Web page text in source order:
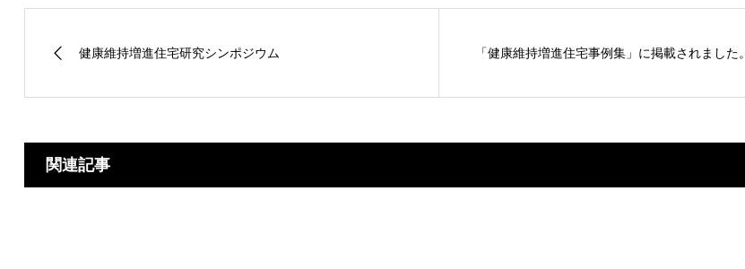
健康維持増進住宅研究シンポジウム 「健康維持増進住宅事例集」に掲載されました。
関連記事